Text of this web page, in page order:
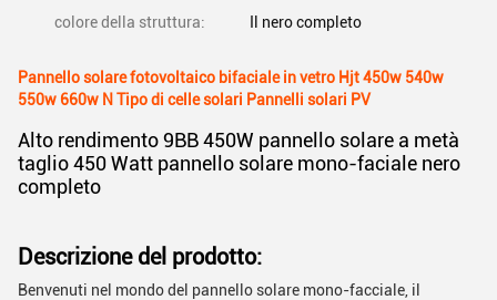
colore della struttura: Il nero completo
Pannello solare fotovoltaico bifaciale in vetro Hjt 450w 540w
550w 660w N Tipo di celle solari Pannelli solari PV
Alto rendimento 9BB 450W pannello solare a metà
taglio 450 Watt pannello solare mono-faciale nero
completo
Descrizione del prodotto:
Benvenuti nel mondo del pannello solare mono-facciale, il